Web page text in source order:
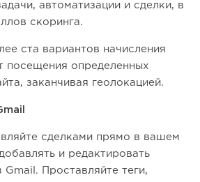
автоматизации и сделки, в
скоринга.
ста вариантов начисления
посещения определенных
заканчивая геолокацией.
сделками прямо в вашем
и редактировать
Проставляйте теги,